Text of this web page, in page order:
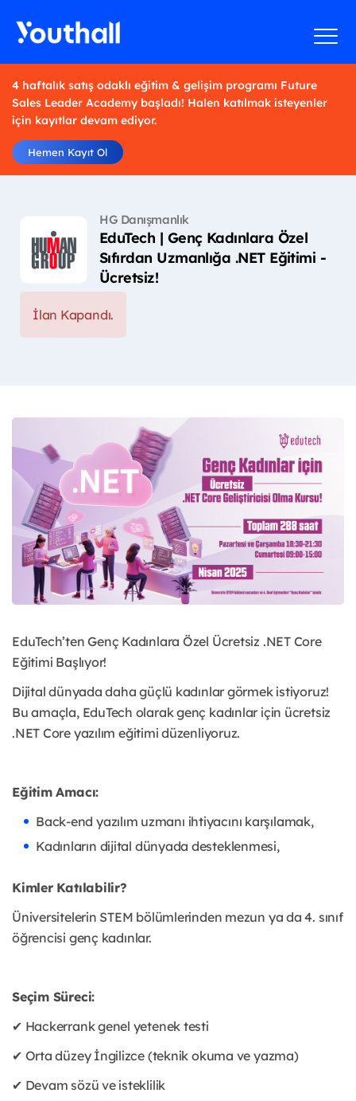
4 haftalık satış odaklı eğitim & gelişim programı Future
Sales Leader Academy başladı! Halen katılmak isteyenler
için kayıtlar devam ediyor.
Hemen Kayıt Ol
HG Danışmanlık
EduTech | Genç Kadınlara Özel
Sıfırdan Uzmanlığa .NET Eğitimi -
Ücretsiz!
İlan Kapandı.
EduTech’ten Genç Kadınlara Özel Ücretsiz .NET Core
Eğitimi Başlıyor!
Dijital dünyada daha güçlü kadınlar görmek istiyoruz!
Bu amaçla, EduTech olarak genç kadınlar için ücretsiz
.NET Core yazılım eğitimi düzenliyoruz.
Eğitim Amacı:
Back-end yazılım uzmanı ihtiyacını karşılamak,
Kadınların dijital dünyada desteklenmesi,
Kimler Katılabilir?
Üniversitelerin STEM bölümlerinden mezun ya da 4. sınıf
öğrencisi genç kadınlar.
Seçim Süreci:
✔ Hackerrank genel yetenek testi
✔ Orta düzey İngilizce (teknik okuma ve yazma)
✔ Devam sözü ve isteklilik